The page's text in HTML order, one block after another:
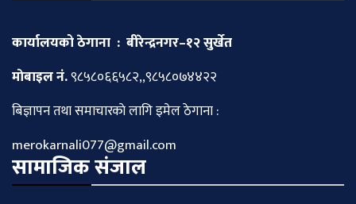
कार्यालयको ठेगाना : बीरेन्द्रनगर–१२ सुर्खेत
माेबाइल नं.९८५८०६६५८२,,९८५८०७४४२२
बिज्ञापन तथा समाचारकाे लागि इमेल ठेगाना :
merokarnali077@gmail.com
सामाजिक संजाल